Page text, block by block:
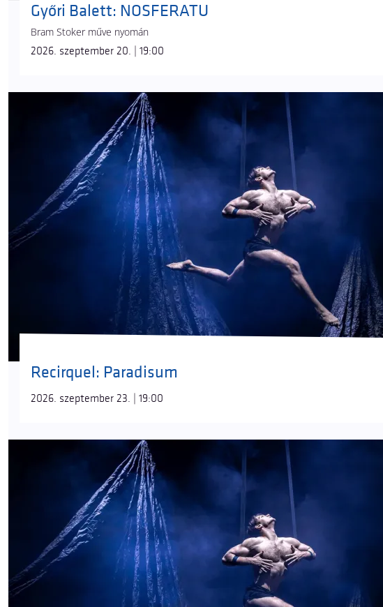
Győri Balett: NOSFERATU
Bram Stoker műve nyomán
2026. szeptember 20. | 19:00
Recirquel: Paradisum
2026. szeptember 23. | 19:00